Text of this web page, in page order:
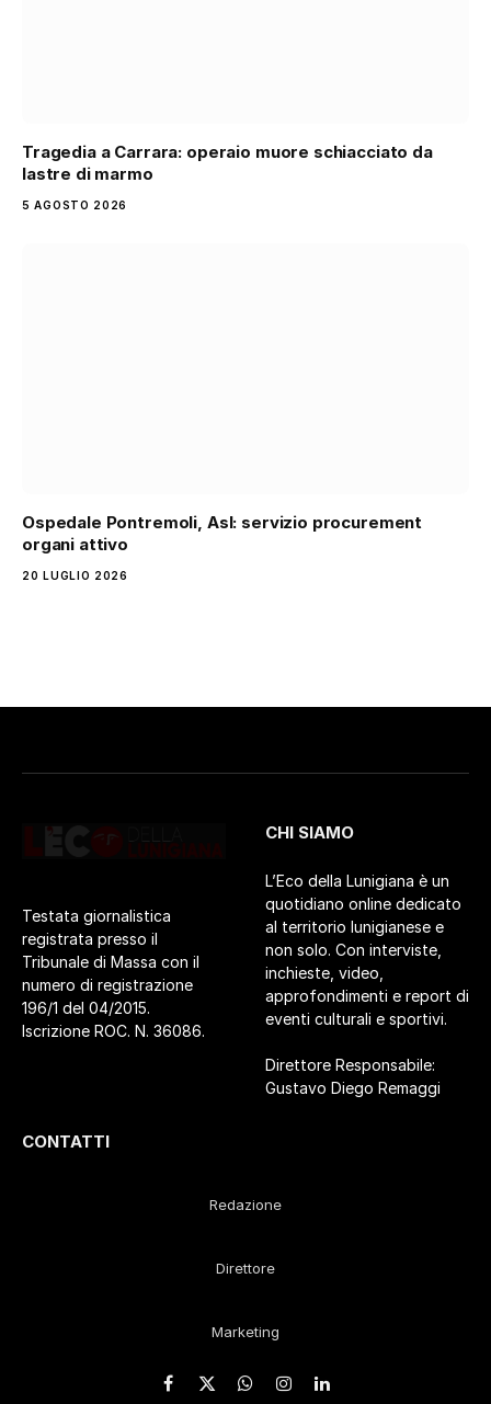
Tragedia a Carrara: operaio muore schiacciato da
lastre di marmo
5 AGOSTO 2026
Ospedale Pontremoli, Asl: servizio procurement
organi attivo
20 LUGLIO 2026
Testata giornalistica
registrata presso il
Tribunale di Massa con il
numero di registrazione
196/1 del 04/2015.
Iscrizione ROC. N. 36086.
CHI SIAMO
L’Eco della Lunigiana è un
quotidiano online dedicato
al territorio lunigianese e
non solo. Con interviste,
inchieste, video,
approfondimenti e report di
eventi culturali e sportivi.
Direttore Responsabile:
Gustavo Diego Remaggi
CONTATTI
Redazione
Direttore
Marketing
Facebook
X WhatsApp
Instagram
LinkedIn